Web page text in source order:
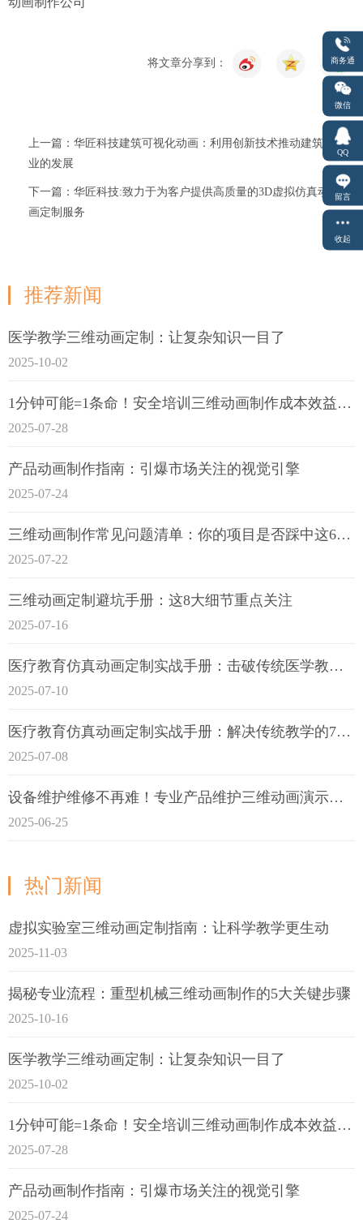
将文章分享到：
上一篇：华匠科技建筑可视化动画：利用创新技术推动建筑行
业的发展
下一篇：华匠科技:致力于为客户提供高质量的3D虚拟仿真动
画定制服务
推荐新闻
医学教学三维动画定制：让复杂知识一目了
2025-10-02
1分钟可能=1条命！安全培训三维动画制作成本效益深度拆解
2025-07-28
产品动画制作指南：引爆市场关注的视觉引擎
2025-07-24
三维动画制作常见问题清单：你的项目是否踩中这6大技术雷区？
2025-07-22
三维动画定制避坑手册：这8大细节重点关注
2025-07-16
医疗教育仿真动画定制实战手册：击破传统医学教育7大痛点
2025-07-10
医疗教育仿真动画定制实战手册：解决传统教学的7大痛点
2025-07-08
设备维护维修不再难！专业产品维护三维动画演示定制指南
2025-06-25
热门新闻
虚拟实验室三维动画定制指南：让科学教学更生动
2025-11-03
揭秘专业流程：重型机械三维动画制作的5大关键步骤
2025-10-16
医学教学三维动画定制：让复杂知识一目了
2025-10-02
1分钟可能=1条命！安全培训三维动画制作成本效益深度拆解
2025-07-28
产品动画制作指南：引爆市场关注的视觉引擎
2025-07-24
商务通
微信
QQ
留言
收起